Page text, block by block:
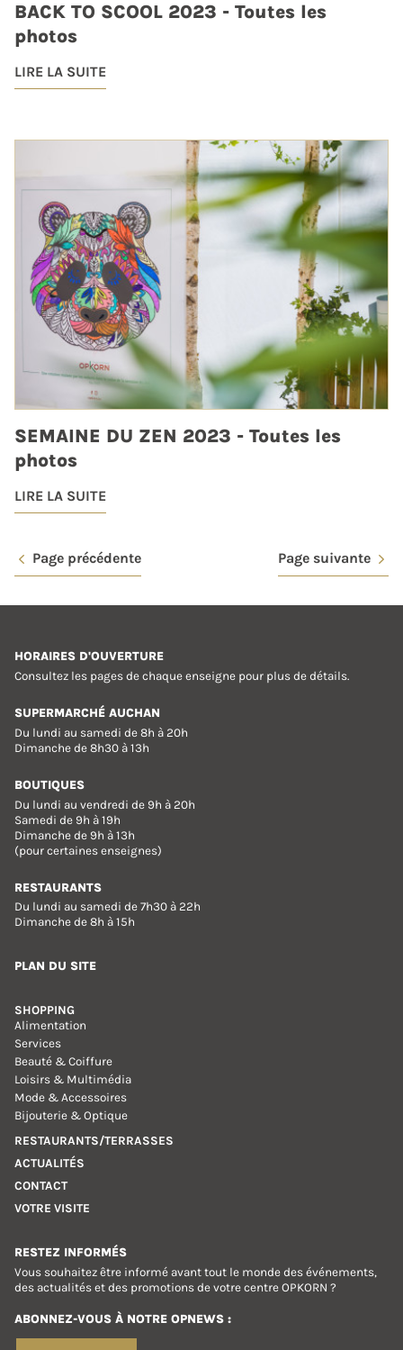
BACK TO SCOOL 2023 - Toutes les
photos
LIRE LA SUITE
SEMAINE DU ZEN 2023 - Toutes les
photos
LIRE LA SUITE
Page précédente Page suivante
HORAIRES D'OUVERTURE
Consultez les pages de chaque enseigne pour plus de détails.
SUPERMARCHÉ AUCHAN
Du lundi au samedi de 8h à 20h
Dimanche de 8h30 à 13h
BOUTIQUES
Du lundi au vendredi de 9h à 20h
Samedi de 9h à 19h
Dimanche de 9h à 13h
(pour certaines enseignes)
RESTAURANTS
Du lundi au samedi de 7h30 à 22h
Dimanche de 8h à 15h
PLAN DU SITE
SHOPPING
Alimentation
Services
Beauté & Coiffure
Loisirs & Multimédia
Mode & Accessoires
Bijouterie & Optique
RESTAURANTS/TERRASSES
ACTUALITÉS
CONTACT
VOTRE VISITE
RESTEZ INFORMÉS
Vous souhaitez être informé avant tout le monde des événements,
des actualités et des promotions de votre centre OPKORN ?
ABONNEZ-VOUS À NOTRE OPNEWS :